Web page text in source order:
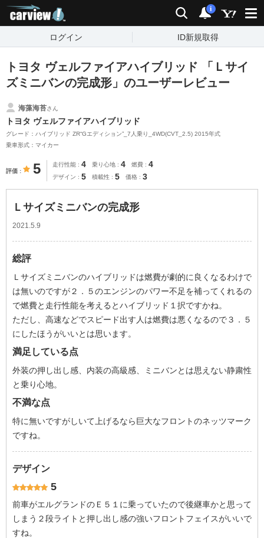
検索 通知
i
ログイン ID新規取得
トヨタ ヴェルファイアハイブリッド 「Ｌサイ
ズミニバンの完成形」のユーザーレビュー
海藻海苔さん
トヨタ ヴェルファイアハイブリッド
グレード：ハイブリッド ZR“Gエディション”_7人乗り_4WD(CVT_2.5) 2015年式
乗車形式：マイカー
評価 5 走行性能 4 乗り心地 4 燃費 4
デザイン 5 積載性 5 価格 3
Ｌサイズミニバンの完成形
2021.5.9
総評
Ｌサイズミニバンのハイブリッドは燃費が劇的に良くなるわけで
は無いのですが２．５のエンジンのパワー不足を補ってくれるの
で燃費と走行性能を考えるとハイブリッド１択ですかね。
ただし、高速などでスピード出す人は燃費は悪くなるので３．５
にしたほうがいいとは思います。
満足している点
外装の押し出し感、内装の高級感、ミニバンとは思えない静粛性
と乗り心地。
不満な点
特に無いですがしいて上げるなら巨大なフロントのネッツマーク
ですね。
デザイン
5
前車がエルグランドのＥ５１に乗っていたので後継車かと思って
しまう２段ライトと押し出し感の強いフロントフェイスがいいで
すね。